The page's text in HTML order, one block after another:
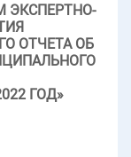
ЭКСПЕРТНО-
ОТЧЕТА ОБ
ГОД»